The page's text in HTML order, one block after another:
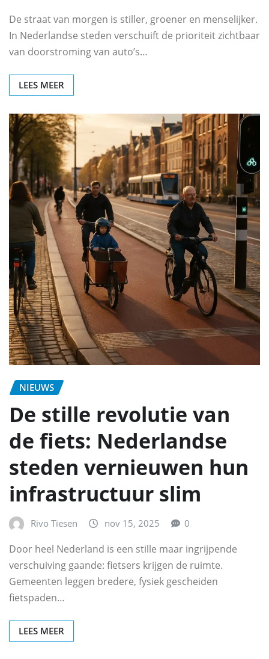
De straat van morgen is stiller, groener en menselijker.
In Nederlandse steden verschuift de prioriteit zichtbaar
van doorstroming van auto’s…
LEES MEER
NIEUWS
De stille revolutie van
de fiets: Nederlandse
steden vernieuwen hun
infrastructuur slim
Rivo Tiesen nov 15, 2025 0
Door heel Nederland is een stille maar ingrijpende
verschuiving gaande: fietsers krijgen de ruimte.
Gemeenten leggen bredere, fysiek gescheiden
fietspaden…
LEES MEER